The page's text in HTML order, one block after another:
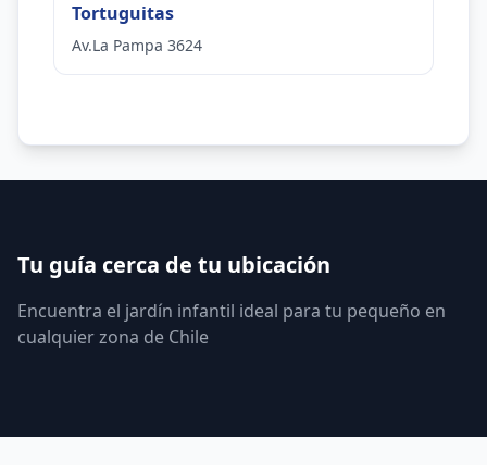
Tortuguitas
Av.La Pampa 3624
Tu guía cerca de tu ubicación
Encuentra el jardín infantil ideal para tu pequeño en
cualquier zona de Chile